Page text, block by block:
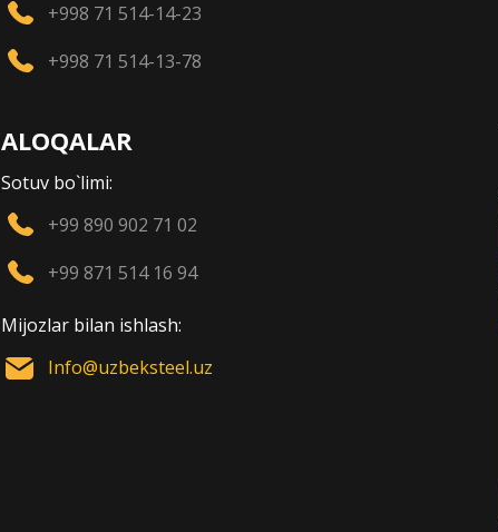
+998 71 514-14-23
+998 71 514-13-78
ALOQALAR
Sotuv bo`limi:
+99 890 902 71 02
+99 871 514 16 94
Mijozlar bilan ishlash:
Info@uzbeksteel.uz